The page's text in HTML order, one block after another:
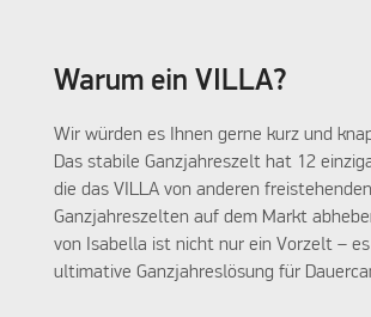
Warum ein VILLA?
Wir würden es Ihnen gerne kurz und
Das stabile Ganzjahreszelt hat 12
die das VILLA von anderen freistehenden
Ganzjahreszelten auf dem Markt
von Isabella ist nicht nur ein Vorzelt –
ultimative Ganzjahreslösung für